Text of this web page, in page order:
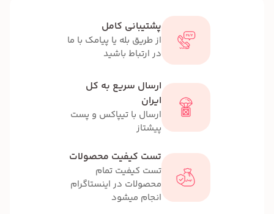
پشتیبانی کامل
از طریق بله یا پیامک با ما
در ارتباط باشید
ارسال سریع به کل
ایران
ارسال با تیپاکس و پست
پیشتاز
تست کیفیت محصولات
تست کیفیت تمام
محصولات در اینستاگرام
انجام میشود